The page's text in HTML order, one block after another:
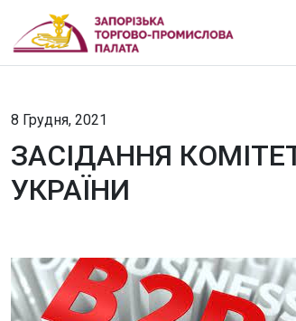
8 Грудня, 2021
ЗАСІДАННЯ
УКРАЇНИ